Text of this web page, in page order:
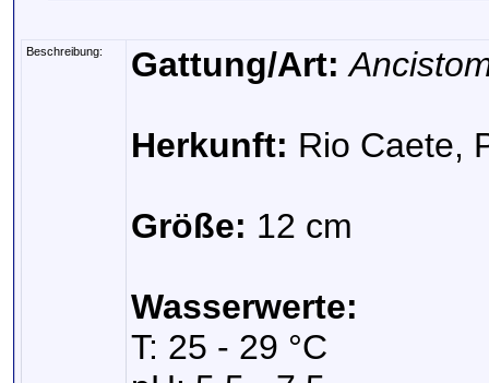
Beschreibung: Gattung/Art:
Herkunft: Rio Caete,
Größe: 12 cm
Wasserwerte:
T: 25 - 29 °C